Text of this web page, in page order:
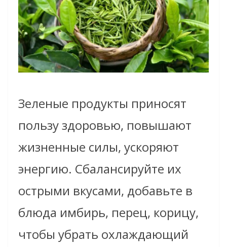
Зеленые продукты приносят
пользу здоровью, повышают
жизненные силы, ускоряют
энергию. Сбалансируйте их
острыми вкусами, добавьте в
блюда имбирь, перец, корицу,
чтобы убрать охлаждающий